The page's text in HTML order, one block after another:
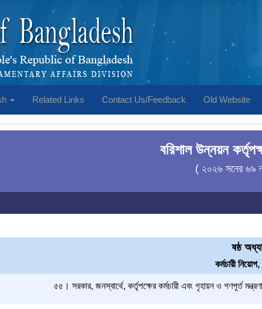
Related Links Contact Us/Feedback Old Website
বরিশাল উন্নয়ন
( ২০২৬ সনের ৬৯
ষষ্ঠ
কর্মচারী
৫৫। সরকার, জনস্বার্থে, কর্তৃপক্ষের কর্মচারী এবং গৃহায়ন ও গণপূর্ত